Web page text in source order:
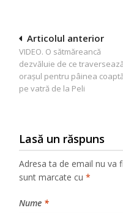
Navigare
în
articole
Articolul anterior
VIDEO. O sătmăreancă
dezvăluie de ce traversează
orașul pentru pâinea coaptă
pe vatră de la Peli
Lasă un răspuns
Adresa ta de email nu va
sunt marcate cu*
Nume *